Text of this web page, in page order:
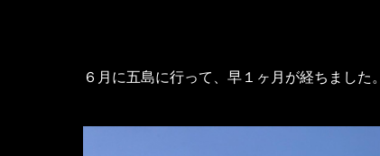
６月に五島に行って、早１ヶ月が経ちました。